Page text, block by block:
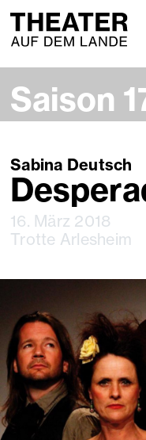
Saison
Sabina Deutsch
16. März 2018
Trotte Arlesheim